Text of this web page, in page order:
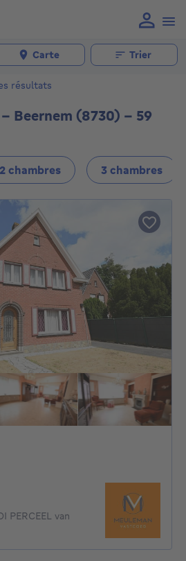
Carte Trier
résultats
Beernem (8730) - 59
2 chambres 3 chambres
PERCEEL van